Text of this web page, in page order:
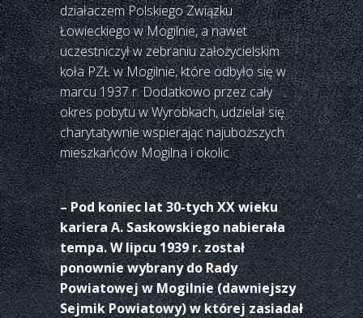
działaczem Polskiego Związku
Łowieckiego w Mogilnie, a nawet
uczestniczył w zebraniu założycielskim
koła PZŁ w Mogilnie, które odbyło się w
marcu 1937 r. Dodatkowo przez cały
okres pobytu w Wyrobkach, udzielał się
charytatywnie wspierając najuboższych
mieszkańców Mogilna i okolic.
– Pod koniec lat 30-tych XX wieku
kariera A. Saskowskiego nabierała
tempa. W lipcu 1939 r. został
ponownie wybrany do Rady
Powiatowej w Mogilnie (dawniejszy
Sejmik Powiatowy) w której zasiadał